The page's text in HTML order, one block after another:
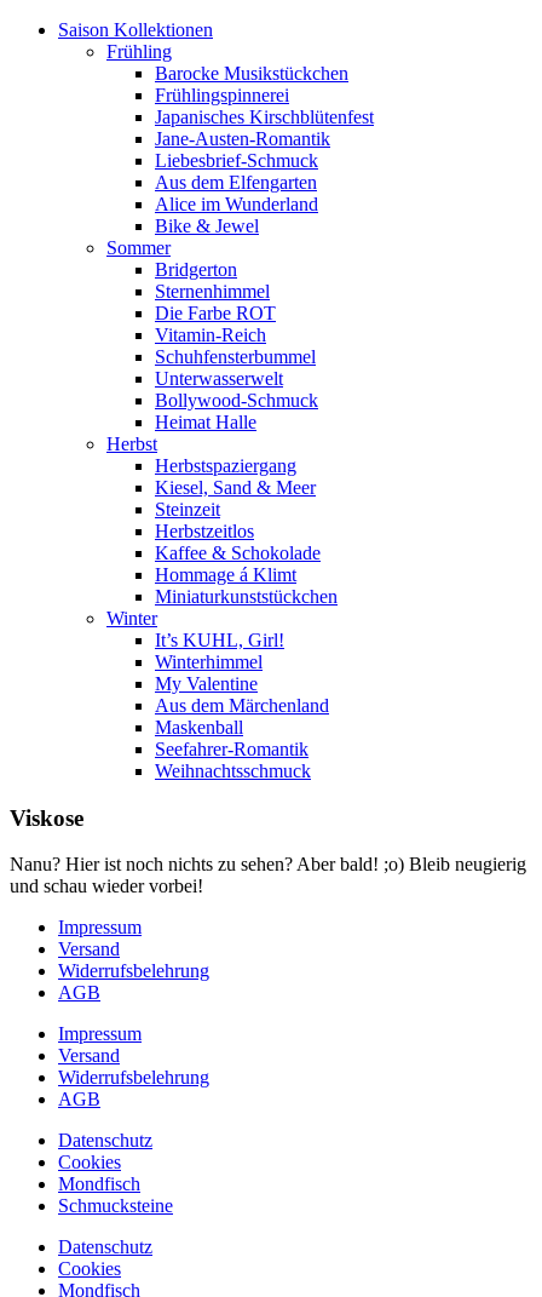
Saison Kollektionen
Frühling
Barocke Musikstückchen
Frühlingspinnerei
Japanisches Kirschblütenfest
Jane-Austen-Romantik
Liebesbrief-Schmuck
Aus dem Elfengarten
Alice im Wunderland
Bike & Jewel
Sommer
Bridgerton
Sternenhimmel
Die Farbe ROT
Vitamin-Reich
Schuhfensterbummel
Unterwasserwelt
Bollywood-Schmuck
Heimat Halle
Herbst
Herbstspaziergang
Kiesel, Sand & Meer
Steinzeit
Herbstzeitlos
Kaffee & Schokolade
Hommage á Klimt
Miniaturkunststückchen
Winter
It’s KUHL, Girl!
Winterhimmel
My Valentine
Aus dem Märchenland
Maskenball
Seefahrer-Romantik
Weihnachtsschmuck
Viskose
Nanu? Hier ist noch nichts zu sehen? Aber bald! ;o) Bleib neugierig
und schau wieder vorbei!
Impressum
Versand
Widerrufsbelehrung
AGB
Impressum
Versand
Widerrufsbelehrung
AGB
Datenschutz
Cookies
Mondfisch
Schmucksteine
Datenschutz
Cookies
Mondfisch